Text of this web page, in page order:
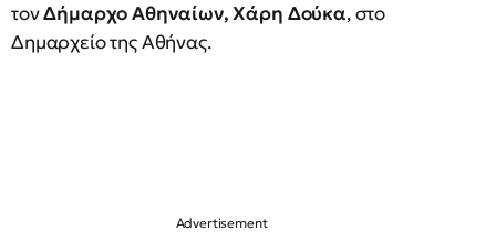
τονΔήμαρχο Αθηναίων, Χάρη Δούκα, στο
Δημαρχείο της Αθήνας.